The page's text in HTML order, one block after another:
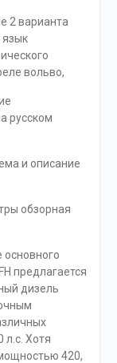
2 варианта
язык
вольво,
русском
и описание
обзорная
основного
предлагается
дизель
л.с. Хотя
420,